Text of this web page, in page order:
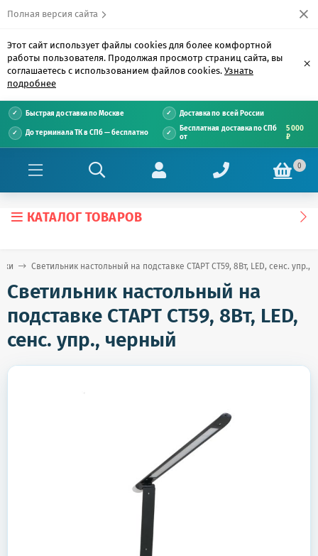
Полная версия сайта
Этот сайт использует файлы cookies для более комфортной
работы пользователя. Продолжая просмотр страниц сайта, вы
соглашаетесь с использованием файлов cookies. Узнать
подробнее
×
Быстрая доставка по Москве Доставка по всей России
До терминала ТК в СПб — бесплатно
Бесплатная доставка по СПб
от
5 000
₽
0
КАТАЛОГ ТОВАРОВ
Светильник настольный на подставке СТАРТ CT59, 8Вт, LED, сенс. упр.,
Светильник настольный на
подставке СТАРТ CT59, 8Вт, LED,
сенс. упр., черный